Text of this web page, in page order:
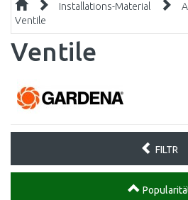
Installations-Material
Ventile
Ventile
FILTR